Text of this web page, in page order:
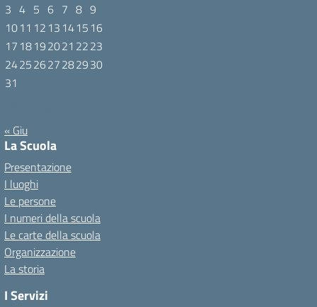
3 4 5 6 7 8 9
1011 12 13 1415 16
17 18192021 2223
24252627282930
31
« Giu
La Scuola
Presentazione
I luoghi
Le persone
I numeri della scuola
Le carte della scuola
Organizzazione
La storia
I Servizi